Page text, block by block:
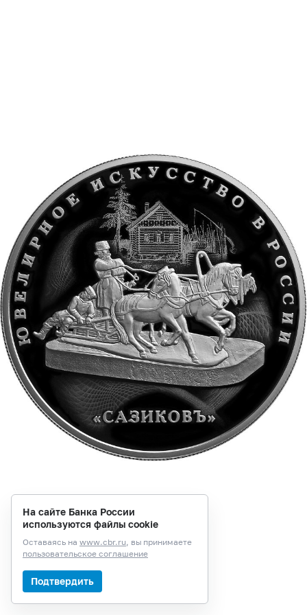
На сайте Банка России
используются файлы cookie
Оставаясь на www.cbr.ru, вы принимаете
пользовательское соглашение
Подтвердить